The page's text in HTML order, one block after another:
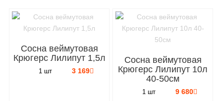
Сосна веймутовая
Крюгерс Лилипут 1,5л
1 шт 3 169
Сосна веймутовая
Крюгерс Лилипут 10л
40-50см
1 шт 9 680